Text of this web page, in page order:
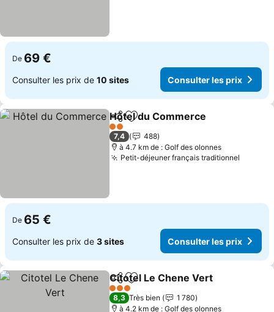
De 69 €
Consulter les prix de 10 sites Consulter les prix
PartagerAjouter à mes favoris
Hôtel du Commerce
2 Étoiles
7,4
488
à 4.7 km de : Golf des olonnes
Petit-déjeuner français traditionnel
De 65 €
Consulter les prix de 3 sites Consulter les prix
PartagerAjouter à mes favoris
Citotel Le Chene Vert
3 Étoiles
8,3 Très bien
1 780
à 4.2 km de : Golf des olonnes